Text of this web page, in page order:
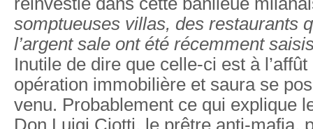
somptueuses villas, des restaurants
l’argent sale ont été récemment
Inutile de dire que celle-ci est à
opération immobilière et saura se
venu. Probablement ce qui explique
Don Luigi Ciotti, le prêtre anti-mafia,